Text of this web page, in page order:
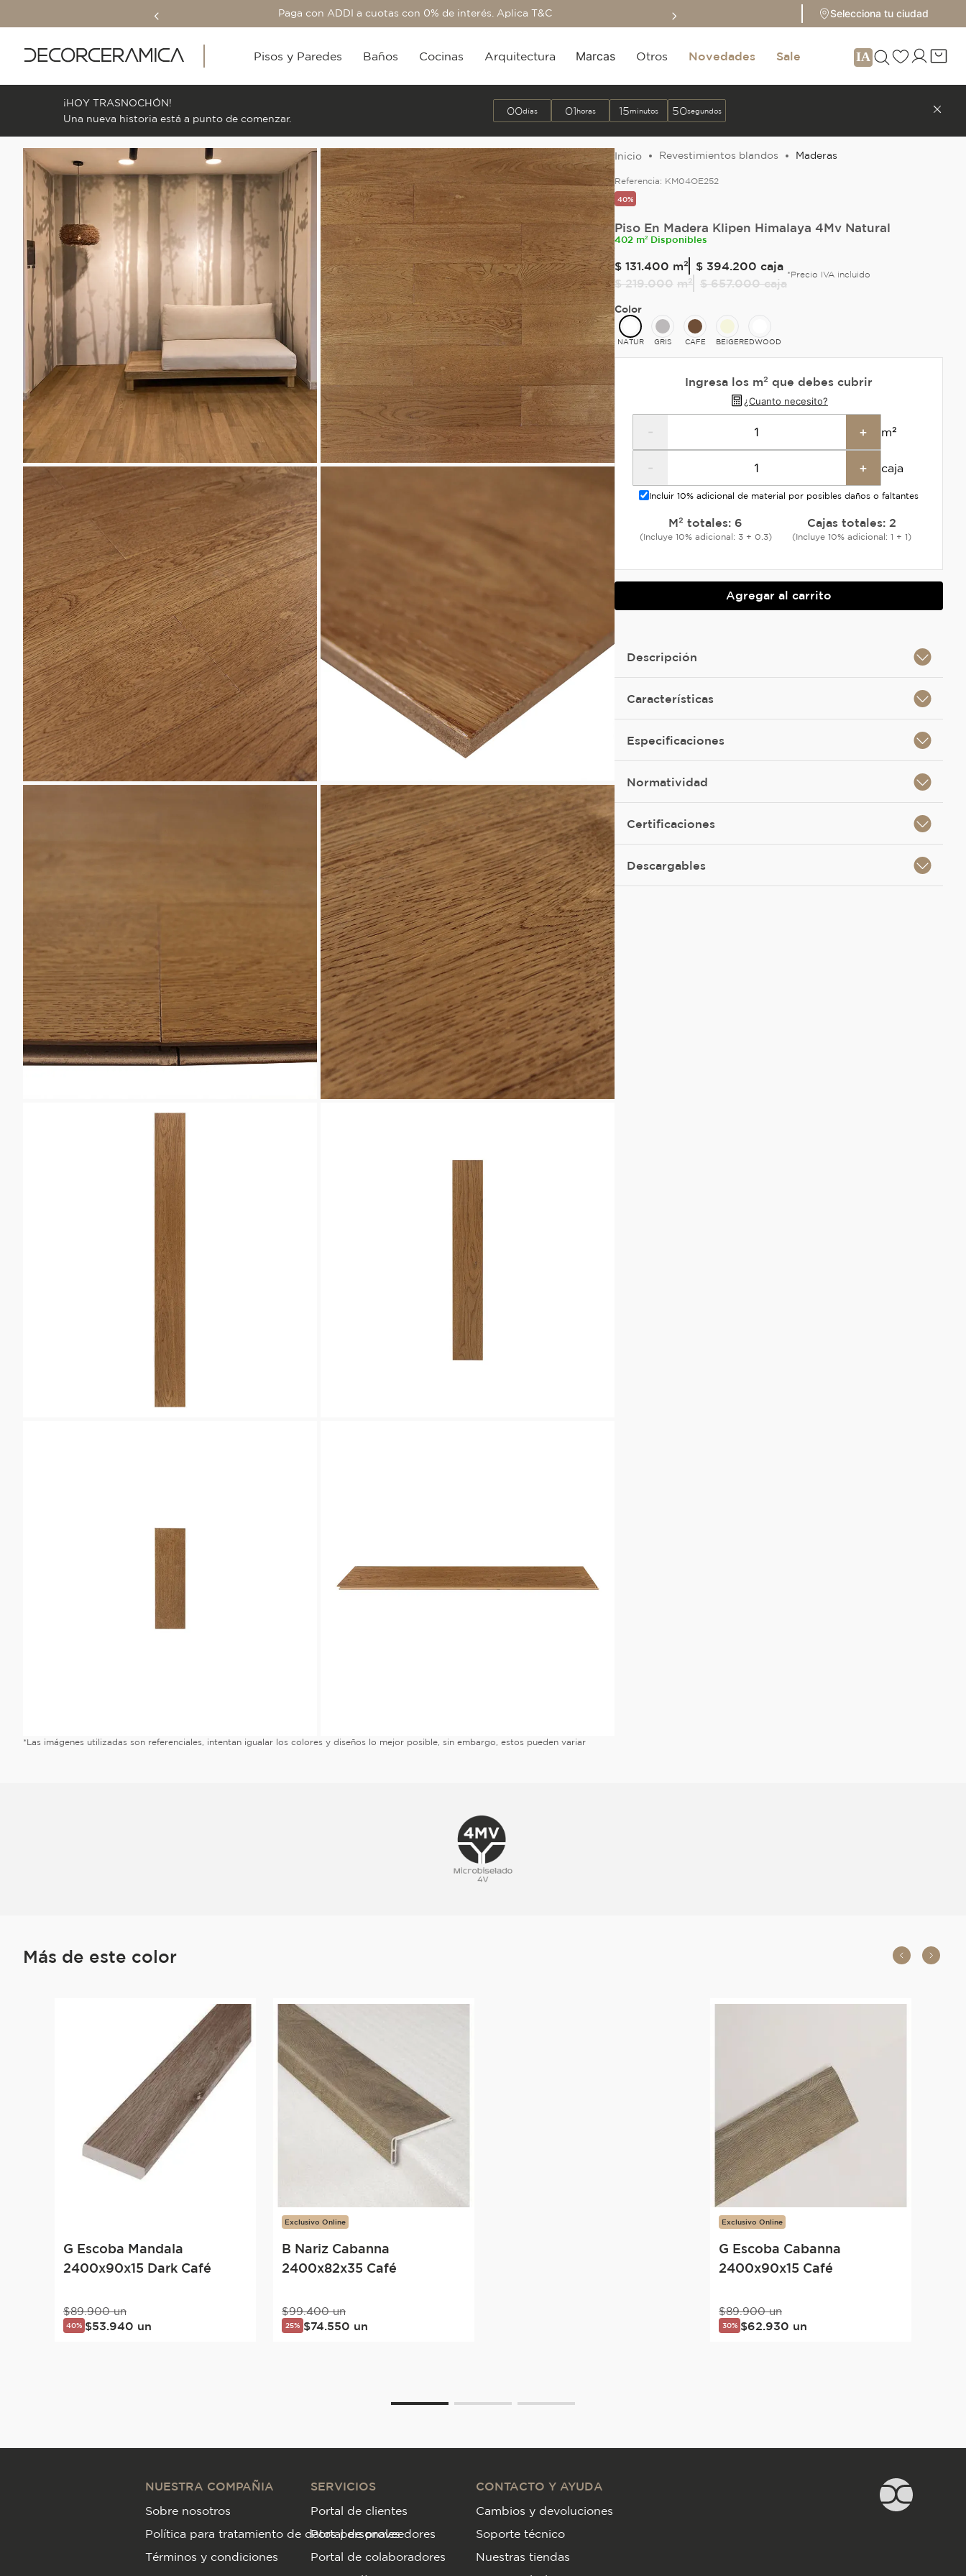
Paga con ADDI a cuotas con 0% de interés. Aplica T&C Sale hasta 70%
Selecciona tu ciudad
Pisos y Paredes Baños Cocinas Arquitectura Marcas Otros Novedades Sale
¡HOY TRASNOCHÓN!
Una nueva historia está a punto de comenzar.
00días 01horas 15minutos 49segundos
*Las imágenes utilizadas son referenciales, intentan igualar los colores y diseños lo mejor posible, sin embargo, estos pueden variar
Revestimientos blandos Maderas
Referencia: KM04OE252
40%
Piso En Madera Klipen Himalaya 4Mv Natural
402 m² Disponibles
$ 131.400 m² $ 394.200 caja
$ 219.000 m² $ 657.000caja
*Precio IVA incluido
Color
NATUR GRIS CAFE BEIGEREDWOOD
Ingresa los m² que debes cubrir
¿Cuanto necesito?
- + m²
- + caja
Incluir 10% adicional de material por posibles daños o faltantes
M² totales: 6
(Incluye 10% adicional: 3 + 0.3)
Cajas totales: 2
(Incluye 10% adicional: 1 + 1)
Agregar al carrito
Descripción
Características
Especificaciones
Normatividad
Certificaciones
Descargables
Más de este color
G Escoba Mandala
2400x90x15 Dark Café
$89.900 un
40% $53.940 un
Exclusivo Online
B Nariz Cabanna
2400x82x35 Café
$99.400 un
25% $74.550 un
Exclusivo Online
G Escoba Cabanna
2400x90x15 Café
$89.900 un
30% $62.930 un
NUESTRA COMPAÑIA
Sobre nosotros
Política para tratamiento de datos personales
Términos y condiciones
SERVICIOS
Portal de clientes
Portal de proveedores
Portal de colaboradores
CONTACTO Y AYUDA
Cambios y devoluciones
Soporte técnico
Nuestras tiendas